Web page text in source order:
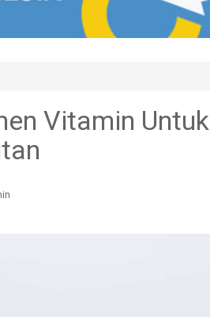
Vitamin Untuk